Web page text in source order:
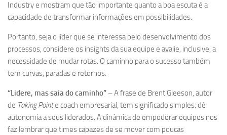
Industry e mostram que tão importante quanto a boa escuta é a
capacidade de transformar informações em possibilidades.
Portanto, seja o líder que se interessa pelo desenvolvimento dos
processos, considere os insights da sua equipe e avalie, inclusive, a
necessidade de mudar rotas. O caminho para o sucesso também
tem curvas, paradas e retornos.
“Lidere, mas saia do caminho” –A frase de Brent Gleeson, autor
de Taking Pointe coach empresarial, tem significado simples: dê
autonomia a seus liderados. A dinâmica de empoderar equipes nos
faz lembrar que times capazes de se mover com poucas